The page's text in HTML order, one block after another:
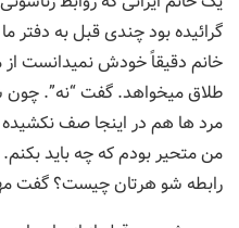
گرائیده بود چندی قبل به دفتر
خانم دقیقاً خودش نمیدانست از
طلاق میخواهد. گفت “نه”. چون
مرد ها هم در اینجا صف نکشیده
من متحیر بودم که چه باید
رابطه شو هرتان چیست؟ گفت